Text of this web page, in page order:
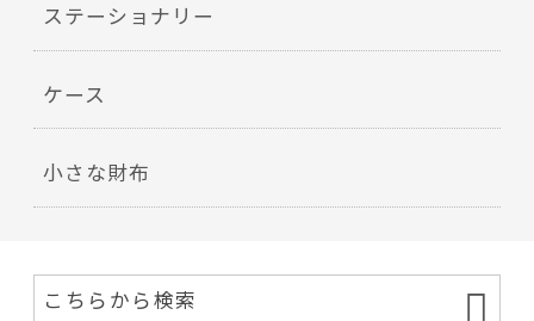
ステーショナリー
ケース
小さな財布